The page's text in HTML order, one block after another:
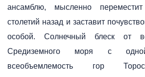
ансамблю, мысленно
столетий назад и заставит
особой. Солнечный блеск от
Средиземного моря с
всеобъемлемость гор